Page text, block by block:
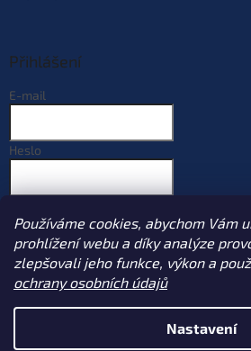
Používáme cookies, abychom Vám
prohlížení webu a díky analýze
zlepšovali jeho funkce, výkon a
ochrany osobních údajů
Nastavení
Přihlášení
E-mail
Heslo
Nová registrace
Zapomenuté heslo